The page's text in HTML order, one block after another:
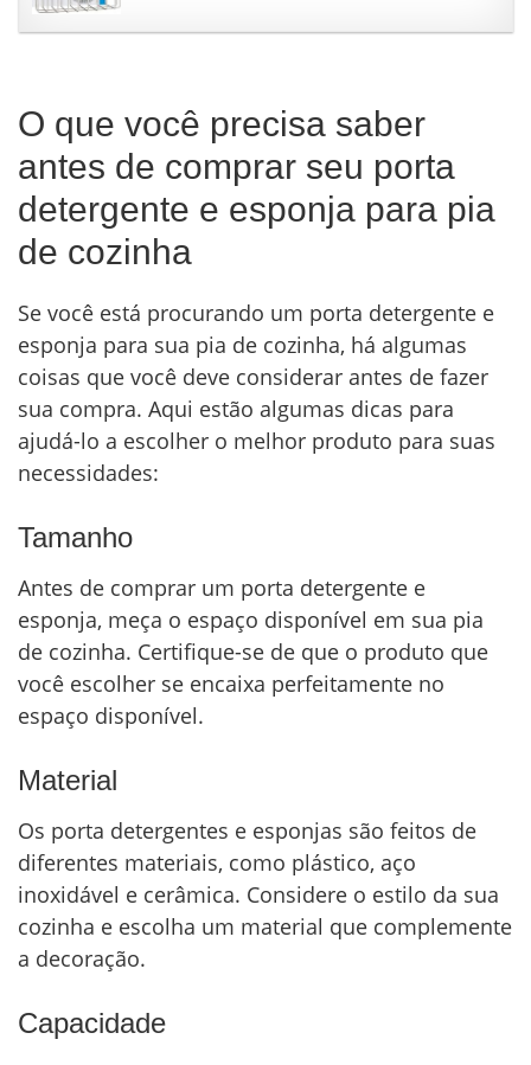
O que você precisa saber
antes de comprar seu porta
detergente e esponja para pia
de cozinha
Se você está procurando um porta detergente e
esponja para sua pia de cozinha, há algumas
coisas que você deve considerar antes de fazer
sua compra. Aqui estão algumas dicas para
ajudá-lo a escolher o melhor produto para suas
necessidades:
Tamanho
Antes de comprar um porta detergente e
esponja, meça o espaço disponível em sua pia
de cozinha. Certifique-se de que o produto que
você escolher se encaixa perfeitamente no
espaço disponível.
Material
Os porta detergentes e esponjas são feitos de
diferentes materiais, como plástico, aço
inoxidável e cerâmica. Considere o estilo da sua
cozinha e escolha um material que complemente
a decoração.
Capacidade